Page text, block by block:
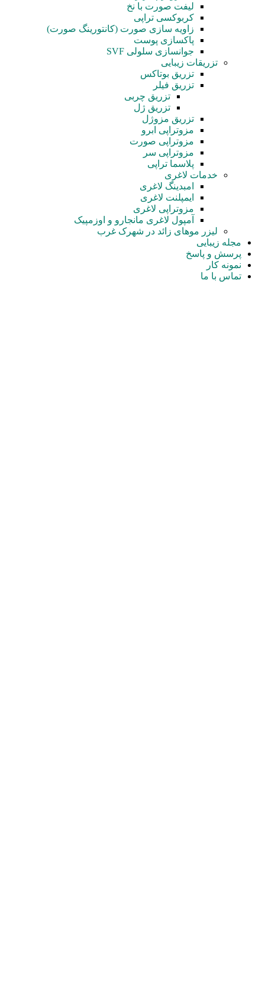
لیفت صورت با نخ
کربوکسی تراپی
زاویه سازی صورت (کانتورینگ صورت)
پاکسازی پوست
جوانسازی سلولی SVF
تزریقات زیبایی
تزریق بوتاکس
تزریق فیلر
تزریق چربی
تزریق ژل
تزریق مزوژل
مزوتراپی ابرو
مزوتراپی صورت
مزوتراپی سر
پلاسما تراپی
خدمات لاغری
امبدینگ لاغری
ایمپلنت لاغری
مزوتراپی لاغری
آمپول‌ لاغری مانجارو و اوزمپیک
لیزر موهای زائد در شهرک غرب
مجله زیبایی
پرسش و پاسخ
نمونه کار
تماس با ما